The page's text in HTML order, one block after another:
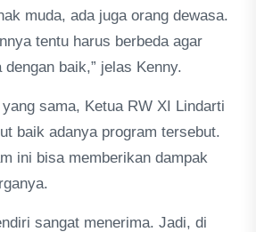
muda, ada juga orang dewasa.
tentu harus berbeda agar
baik,” jelas Kenny.
sama, Ketua RW XI Lindarti
baik adanya program tersebut.
ini bisa memberikan dampak
sangat menerima. Jadi, di